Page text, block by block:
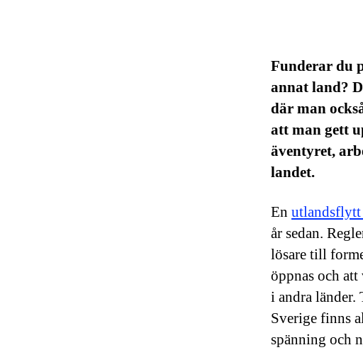
Funderar du
annat land?
där man
att man gett
äventyret,
landet.
En
år sedan.
lösare till
öppnas och
i andra länder.
Sverige finns
spänning och